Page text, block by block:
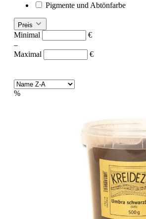
Pigmente und Abtönfarbe
Preis
Minimal
€
–
Maximal
€
%